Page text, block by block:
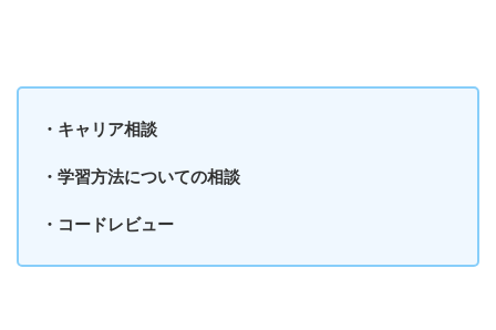
・キャリア相談
・学習方法についての相談
・コードレビュー